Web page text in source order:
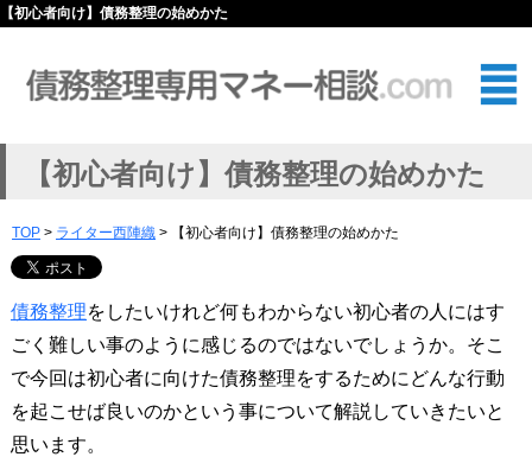
【初心者向け】債務整理の始めかた
【初心者向け】債務整理の始めかた
TOP > ライター西陣織 > 【初心者向け】債務整理の始めかた
債務整理をしたいけれど何もわからない初心者の人にはす
ごく難しい事のように感じるのではないでしょうか。そこ
で今回は初心者に向けた債務整理をするためにどんな行動
を起こせば良いのかという事について解説していきたいと
思います。